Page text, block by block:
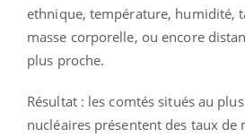
ethnique, température, humidité,
masse corporelle, ou encore
plus proche.
Résultat : les comtés situés au
nucléaires présentent des taux de